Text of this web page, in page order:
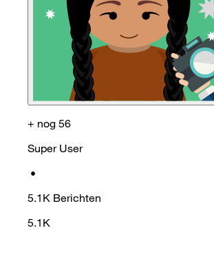
+ nog 56
Super User
•
5.1K Berichten
5.1K